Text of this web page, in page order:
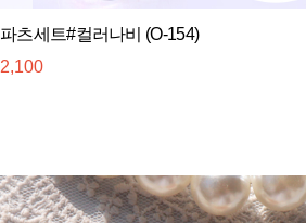
파츠세트#컬러나비 (O-154)
2,100